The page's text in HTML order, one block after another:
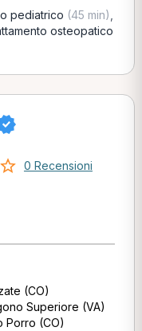
pediatrico (45 min)
osteopatico
0 Recensioni
(CO)
Superiore (VA)
Porro (CO)